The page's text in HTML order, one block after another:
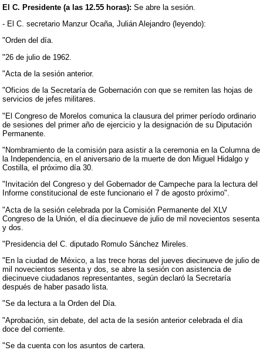
El C. Presidente (a las 12.55 horas): Se abre la sesión.
- El C. secretario Manzur Ocaña, Julián Alejandro (leyendo):
"Orden del día.
"26 de julio de 1962.
"Acta de la sesión anterior.
"Oficios de la Secretaría de Gobernación con que se remiten las hojas de
servicios de jefes militares.
"El Congreso de Morelos comunica la clausura del primer período ordinario
de sesiones del primer año de ejercicio y la designación de su Diputación
Permanente.
"Nombramiento de la comisión para asistir a la ceremonia en la Columna de
la Independencia, en el aniversario de la muerte de don Miguel Hidalgo y
Costilla, el próximo día 30.
"Invitación del Congreso y del Gobernador de Campeche para la lectura del
Informe constitucional de este funcionario el 7 de agosto próximo".
"Acta de la sesión celebrada por la Comisión Permanente del XLV
Congreso de la Unión, el día diecinueve de julio de mil novecientos sesenta
y dos.
"Presidencia del C. diputado Romulo Sánchez Mireles.
"En la ciudad de México, a las trece horas del jueves diecinueve de julio de
mil novecientos sesenta y dos, se abre la sesión con asistencia de
diecinueve ciudadanos representantes, según declaró la Secretaría
después de haber pasado lista.
"Se da lectura a la Orden del Día.
"Aprobación, sin debate, del acta de la sesión anterior celebrada el día
doce del corriente.
"Se da cuenta con los asuntos de cartera.